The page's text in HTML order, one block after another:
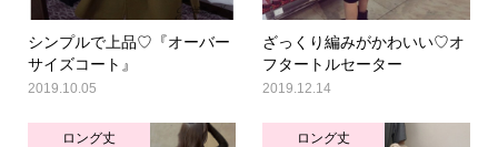
シンプルで上品♡『オーバー
サイズコート』
2019.10.05
ざっくり編みがかわいい♡オ
フタートルセーター
2019.12.14
ロング丈 ロング丈